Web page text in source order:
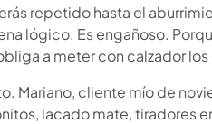
repetido hasta el
lógico. Es engañoso.
a meter con calzador
Mariano, cliente mío de
lacado mate, tiradores